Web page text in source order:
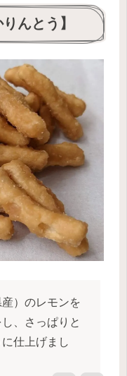
んとう】
）のレモンを
、さっぱりと
仕上げまし